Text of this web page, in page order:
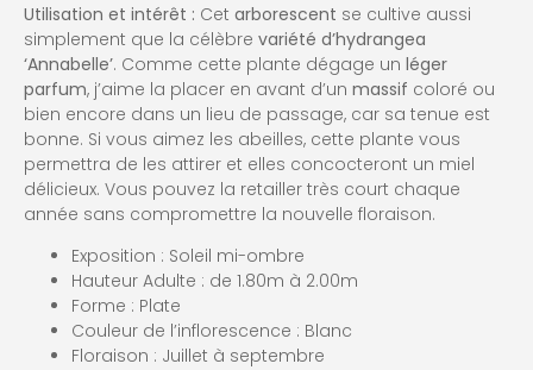
Utilisation et intérêt : Cet arborescent se cultive aussi
simplement que la célèbre variété d’hydrangea
‘Annabelle’. Comme cette plante dégage un léger
parfum, j’aime la placer en avant d’un massif coloré ou
bien encore dans un lieu de passage, car sa tenue est
bonne. Si vous aimez les abeilles, cette plante vous
permettra de les attirer et elles concocteront un miel
délicieux. Vous pouvez la retailler très court chaque
année sans compromettre la nouvelle floraison.
Exposition : Soleil mi-ombre
Hauteur Adulte : de 1.80m à 2.00m
Forme : Plate
Couleur de l’inflorescence : Blanc
Floraison : Juillet à septembre